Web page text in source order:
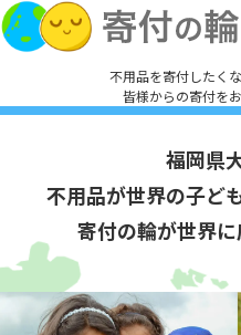
不用品を寄付したく
皆様からの寄付を
福岡県
不用品が世界の子ど
寄付の輪が世界に